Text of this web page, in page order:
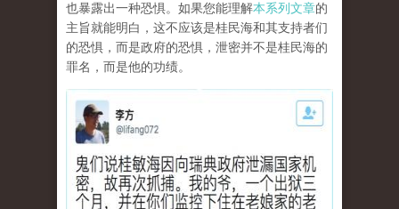
也暴露出一种恐惧。如果您能理解本系列文章的
主旨就能明白，这不应该是桂民海和其支持者们
的恐惧，而是政府的恐惧，泄密并不是桂民海的
罪名，而是他的功绩。